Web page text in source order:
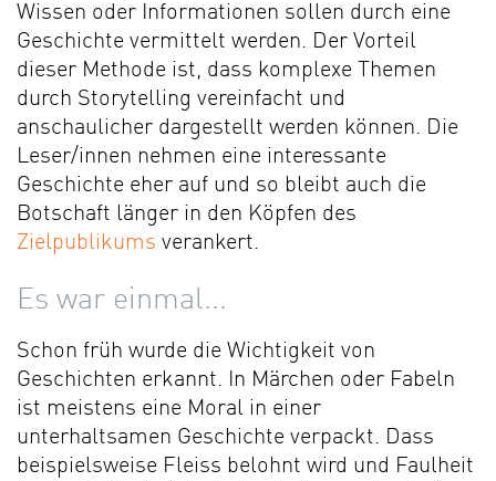
Wissen oder Informationen sollen durch eine
Geschichte vermittelt werden. Der Vorteil
dieser Methode ist, dass komplexe Themen
durch Storytelling vereinfacht und
anschaulicher dargestellt werden können. Die
Leser/innen nehmen eine interessante
Geschichte eher auf und so bleibt auch die
Botschaft länger in den Köpfen des
Zielpublikums verankert.
Es war einmal...
Schon früh wurde die Wichtigkeit von
Geschichten erkannt. In Märchen oder Fabeln
ist meistens eine Moral in einer
unterhaltsamen Geschichte verpackt. Dass
beispielsweise Fleiss belohnt wird und Faulheit